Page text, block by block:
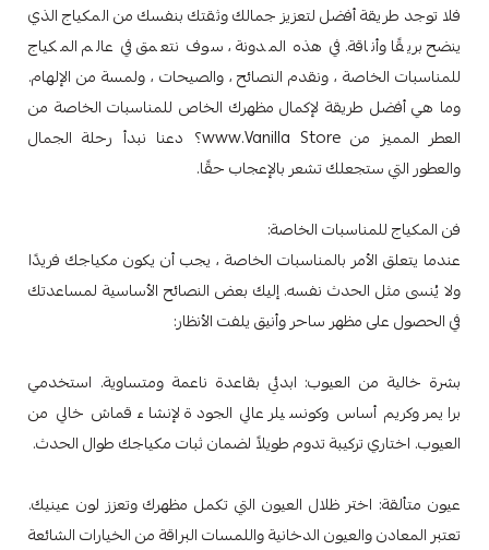
فلا توجد طريقة أفضل لتعزيز جمالك وثقتك بنفسك من المكياج الذي
ينضح بريقًا وأناقة. في هذه المدونة ، سوف نتعمق في عالم المكياج
للمناسبات الخاصة ، ونقدم النصائح ، والصيحات ، ولمسة من الإلهام.
وما هي أفضل طريقة لإكمال مظهرك الخاص للمناسبات الخاصة من
العطر المميز من www.Vanilla Store؟ دعنا نبدأ رحلة الجمال
والعطور التي ستجعلك تشعر بالإعجاب حقًا.
فن المكياج للمناسبات الخاصة:
عندما يتعلق الأمر بالمناسبات الخاصة ، يجب أن يكون مكياجك فريدًا
ولا يُنسى مثل الحدث نفسه. إليك بعض النصائح الأساسية لمساعدتك
في الحصول على مظهر ساحر وأنيق يلفت الأنظار:
بشرة خالية من العيوب: ابدئي بقاعدة ناعمة ومتساوية. استخدمي
برايمر وكريم أساس وكونسيلر عالي الجودة لإنشاء قماش خالي من
العيوب. اختاري تركيبة تدوم طويلاً لضمان ثبات مكياجك طوال الحدث.
عيون متألقة: اختر ظلال العيون التي تكمل مظهرك وتعزز لون عينيك.
تعتبر المعادن والعيون الدخانية واللمسات البراقة من الخيارات الشائعة